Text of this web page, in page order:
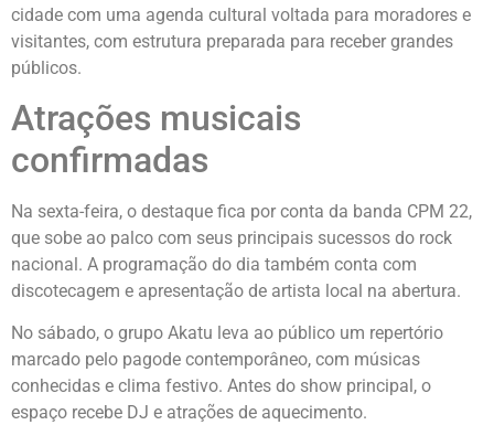
cidade com uma agenda cultural voltada para moradores e
visitantes, com estrutura preparada para receber grandes
públicos.
Atrações musicais
confirmadas
Na sexta-feira, o destaque fica por conta da banda CPM 22,
que sobe ao palco com seus principais sucessos do rock
nacional. A programação do dia também conta com
discotecagem e apresentação de artista local na abertura.
No sábado, o grupo Akatu leva ao público um repertório
marcado pelo pagode contemporâneo, com músicas
conhecidas e clima festivo. Antes do show principal, o
espaço recebe DJ e atrações de aquecimento.